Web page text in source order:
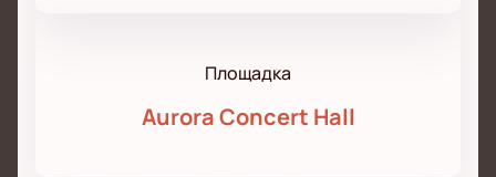
Площадка
Aurora Concert Hall